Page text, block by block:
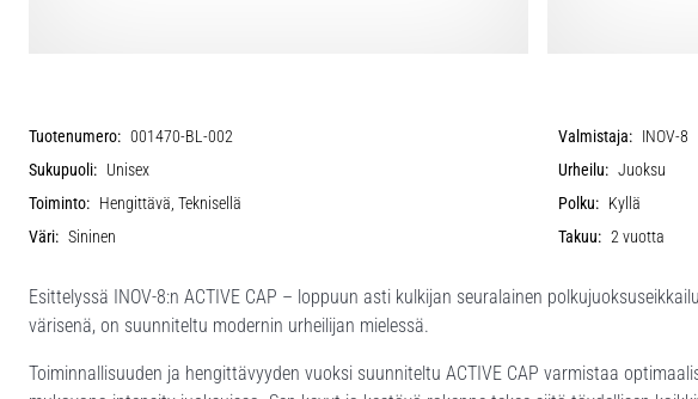
Tuotenumero: 001470-BL-002 Valmistaja: INOV-8
Sukupuoli: Unisex Urheilu: Juoksu
Toiminto: Hengittävä, Teknisellä Polku: Kyllä
Väri: Sininen Takuu: 2 vuotta
Esittelyssä INOV-8:n ACTIVE CAP – loppuun asti kulkijan seuralainen
värisenä, on suunniteltu modernin urheilijan mielessä.
Toiminnallisuuden ja hengittävyyden vuoksi suunniteltu ACTIVE CAP varmistaa